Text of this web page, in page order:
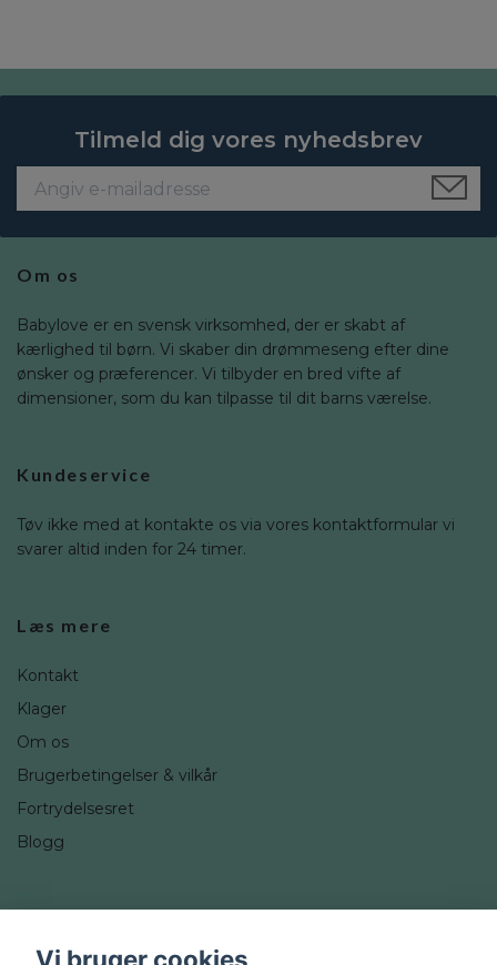
Tilmeld dig vores nyhedsbrev
Om os
Babylove er en svensk virksomhed, der er skabt af
kærlighed til børn. Vi skaber din drømmeseng efter dine
ønsker og præferencer. Vi tilbyder en bred vifte af
dimensioner, som du kan tilpasse til dit barns værelse.
Kundeservice
Tøv ikke med at kontakte os via vores kontaktformular vi
svarer altid inden for 24 timer.
Læs mere
Kontakt
Klager
Om os
Brugerbetingelser & vilkår
Fortrydelsesret
Blogg